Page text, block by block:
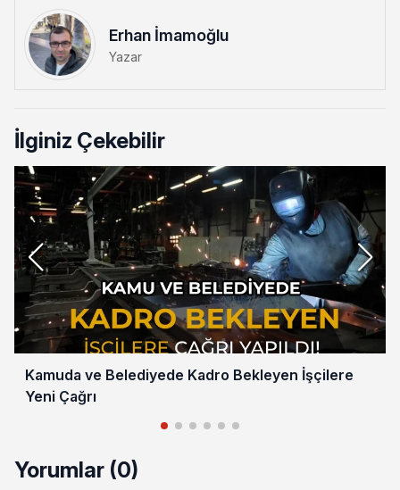
Erhan İmamoğlu
Yazar
İlginiz Çekebilir
Kamuda ve Belediyede Kadro Bekleyen İşçilere
Yeni Çağrı
Yorumlar (0)